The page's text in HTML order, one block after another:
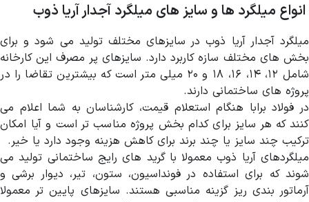
انواع میلگرد ها و سایز های میلگرد آجدار آریا ذوب
میلگرد آجدار آریا ذوب در سایزهای مختلف تولید می شود و برای
بخش های مختلف سازه کاربرد دارد. سایزهای پر مصرف این کارخانه
شامل ۱۲، ۱۴، ۱۶، ۱۸ و ۲۰ میلی متر است که بیشترین تقاضا را در
پروژه های ساختمانی دارند.
در فولاد برابا هنگام استعلام قیمت، کارشناسان به شما اعلام می
کنند که هر سایز برای کدام بخش پروژه مناسب تر است و آیا امکان
ترکیب چند سایز یا چند برند برای کاهش هزینه وجود دارد یا خیر.
میلگردهای آریا ذوب معمولا با گرید های رایج ساختمانی تولید می
شوند که برای استفاده در فونداسیون، ستون، تیر، دیوار برشی و
آرماتور بندی ریز گزینه مناسبی هستند. سایزهای پایین تر معمولا